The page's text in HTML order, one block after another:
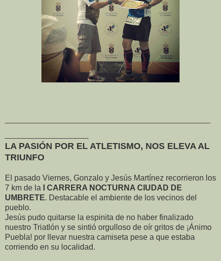
LA PASIÓN POR EL ATLETISMO, NOS ELEVA AL
TRIUNFO
El pasado Viernes, Gonzalo y Jesús Martínez recorrieron los
7 km de la
I CARRERA NOCTURNA CIUDAD DE
UMBRETE. Destacable el ambiente de los vecinos del
pueblo.
Jesús pudo quitarse la espinita de no haber finalizado
nuestro Triatlón y se sintió orgulloso de oír gritos de ¡Ánimo
Puebla! por llevar nuestra camiseta pese a que estaba
corriendo en su localidad.